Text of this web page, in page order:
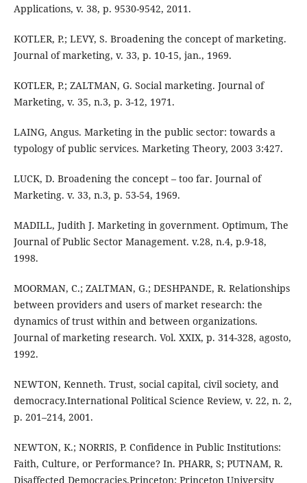
Applications, v. 38, p. 9530-9542, 2011.
KOTLER, P.; LEVY, S. Broadening the concept of marketing.
Journal of marketing, v. 33, p. 10-15, jan., 1969.
KOTLER, P.; ZALTMAN, G. Social marketing. Journal of
Marketing, v. 35, n.3, p. 3-12, 1971.
LAING, Angus. Marketing in the public sector: towards a
typology of public services. Marketing Theory, 2003 3:427.
LUCK, D. Broadening the concept – too far. Journal of
Marketing. v. 33, n.3, p. 53-54, 1969.
MADILL, Judith J. Marketing in government. Optimum, The
Journal of Public Sector Management. v.28, n.4, p.9-18,
1998.
MOORMAN, C.; ZALTMAN, G.; DESHPANDE, R. Relationships
between providers and users of market research: the
dynamics of trust within and between organizations.
Journal of marketing research. Vol. XXIX, p. 314-328, agosto,
1992.
NEWTON, Kenneth. Trust, social capital, civil society, and
democracy.International Political Science Review, v. 22, n. 2,
p. 201–214, 2001.
NEWTON, K.; NORRIS, P. Confidence in Public Institutions:
Faith, Culture, or Performance? In. PHARR, S; PUTNAM, R.
Disaffected Democracies.Princeton: Princeton University